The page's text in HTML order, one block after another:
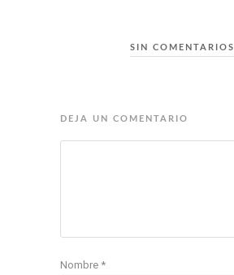
SIN COMENTARIOS
DEJA UN COMENTARIO
Nombre *